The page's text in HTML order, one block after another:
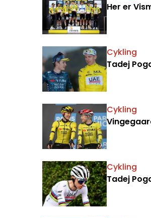
Her er
Cykling
Tadej
Cykling
Cykling
Tadej